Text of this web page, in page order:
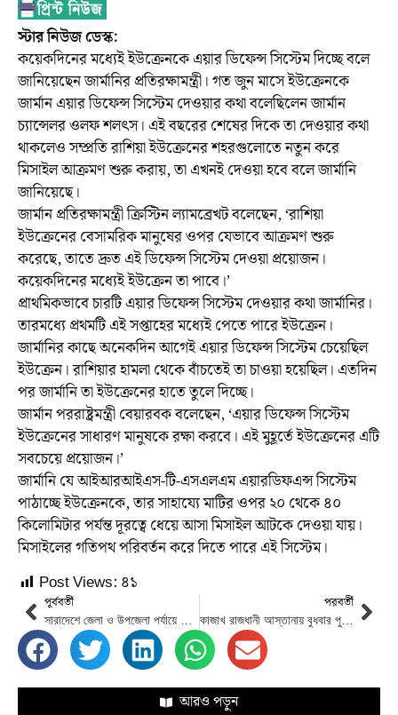
স্টার নিউজ ডেস্ক:
কয়েকদিনের মধ্যেই ইউক্রেনকে এয়ার ডিফেন্স সিস্টেম দিচ্ছে বলে
জানিয়েছেন জার্মানির প্রতিরক্ষামন্ত্রী। গত জুন মাসে ইউক্রেনকে
জার্মান এয়ার ডিফেন্স সিস্টেম দেওয়ার কথা বলেছিলেন জার্মান
চ্যান্সেলর ওলফ শলৎস। এই বছরের শেষের দিকে তা দেওয়ার কথা
থাকলেও সম্প্রতি রাশিয়া ইউক্রেনের শহরগুলোতে নতুন করে
মিসাইল আক্রমণ শুরু করায়, তা এখনই দেওয়া হবে বলে জার্মানি
জানিয়েছে।
জার্মান প্রতিরক্ষামন্ত্রী ক্রিস্টিন ল্যামব্রেখট বলেছেন, ‘রাশিয়া
ইউক্রেনের বেসামরিক মানুষের ওপর যেভাবে আক্রমণ শুরু
করেছে, তাতে দ্রুত এই ডিফেন্স সিস্টেম দেওয়া প্রয়োজন।
কয়েকদিনের মধ্যেই ইউক্রেন তা পাবে।’
প্রাথমিকভাবে চারটি এয়ার ডিফেন্স সিস্টেম দেওয়ার কথা জার্মানির।
তারমধ্যে প্রথমটি এই সপ্তাহের মধ্যেই পেতে পারে ইউক্রেন।
জার্মানির কাছে অনেকদিন আগেই এয়ার ডিফেন্স সিস্টেম চেয়েছিল
ইউক্রেন। রাশিয়ার হামলা থেকে বাঁচতেই তা চাওয়া হয়েছিল। এতদিন
পর জার্মানি তা ইউক্রেনের হাতে তুলে দিচ্ছে।
জার্মান পররাষ্ট্রমন্ত্রী বেয়ারবক বলেছেন, ‘এয়ার ডিফেন্স সিস্টেম
ইউক্রেনের সাধারণ মানুষকে রক্ষা করবে। এই মুহূর্তে ইউক্রেনের এটি
সবচেয়ে প্রয়োজন।’
জার্মানি যে আইআরআইএস-টি-এসএলএম এয়ারডিফএন্স সিস্টেম
পাঠাচ্ছে ইউক্রেনকে, তার সাহায্যে মাটির ওপর ২০ থেকে ৪০
কিলোমিটার পর্যন্ত দূরত্বে ধেয়ে আসা মিসাইল আটকে দেওয়া যায়।
মিসাইলের গতিপথ পরিবর্তন করে দিতে পারে এই সিস্টেম।
Post Views: ৪১
পূর্ববর্তী
সারাদেশে জেলা ও উপজেলা পর্যায়ে শিশুদের করোনা টিকাদান শুরু
পরবর্তী
কাজাখ রাজধানী আস্তানায় বুধবার পুতিন-এরদোয়ান বৈঠক
আরও পড়ুন